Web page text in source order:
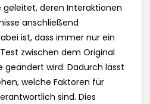
geleitet, deren Interaktionen
anschließend
ist, dass immer nur ein
zwischen dem Original
geändert wird: Dadurch lässt
welche Faktoren für
sind. Dies